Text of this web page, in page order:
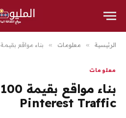
الرئيسية » معلومات » بناء مواقع بقيمة 100 ألف دولار من Pinterest Traffic
معلومات
Pinterest Traffic